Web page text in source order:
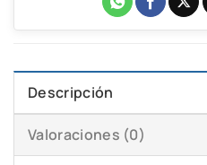
Descripción
Valoraciones (0)